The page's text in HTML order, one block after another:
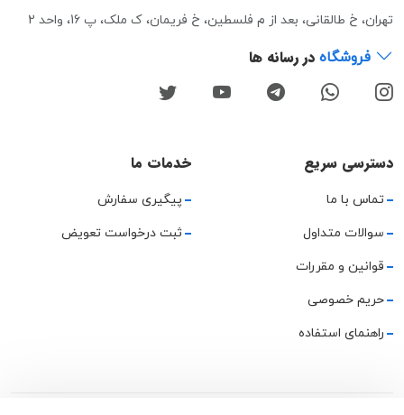
تهران، خ طالقانی، بعد از م فلسطین، خ فریمان، ک ملک، پ 16، واحد 2
فروشگاه در رسانه ها
دسترسی سریع
تماس با ما
سوالات متداول
قوانین و مقررات
حریم خصوصی
راهنمای استفاده
خدمات ما
پیگیری سفارش
ثبت درخواست تعویض